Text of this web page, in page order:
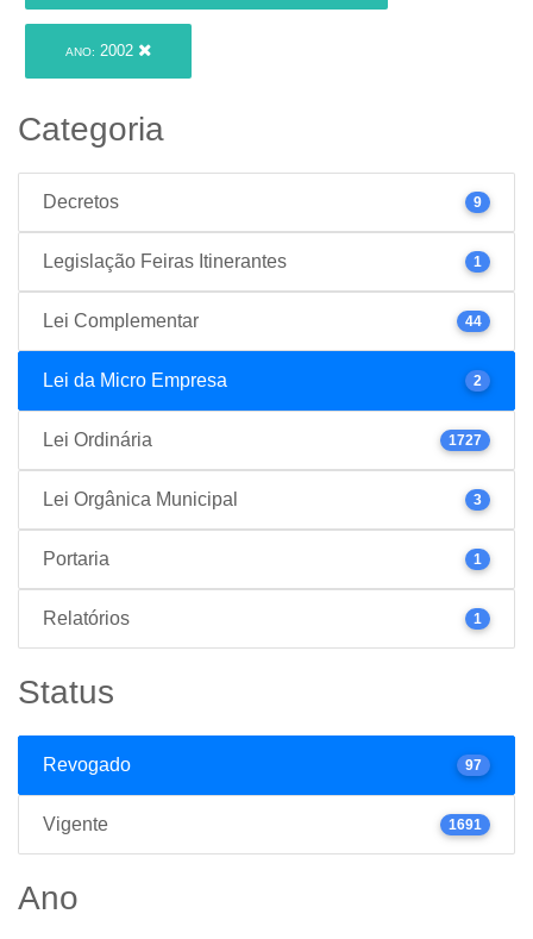
ANO: 2002
Categoria
Decretos 9
Legislação Feiras Itinerantes 1
Lei Complementar 44
Lei da Micro Empresa 2
Lei Ordinária 1727
Lei Orgânica Municipal 3
Portaria 1
Relatórios 1
Status
Revogado 97
Vigente 1691
Ano